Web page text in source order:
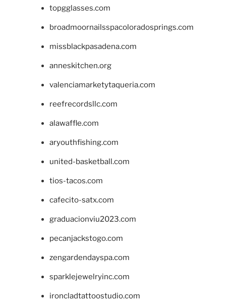
topgglasses.com
broadmoornailsspacoloradosprings.com
missblackpasadena.com
anneskitchen.org
valenciamarketytaqueria.com
reefrecordsllc.com
alawaffle.com
aryouthfishing.com
united-basketball.com
tios-tacos.com
cafecito-satx.com
graduacionviu2023.com
pecanjackstogo.com
zengardendayspa.com
sparklejewelryinc.com
ironcladtattoostudio.com